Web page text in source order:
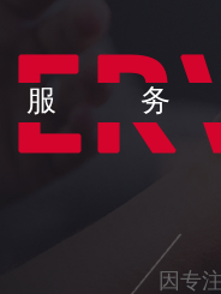
因专
服